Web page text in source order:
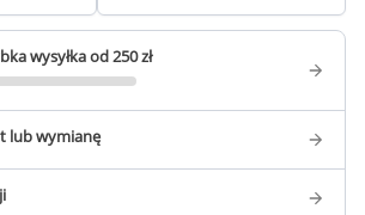
wysyłka od 250 zł
lub wymianę